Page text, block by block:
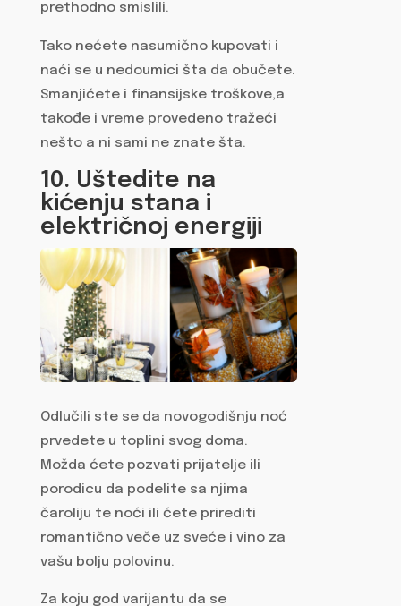
prethodno smislili.
Tako nećete nasumično kupovati i
naći se u nedoumici šta da obučete.
Smanjićete i finansijske troškove,a
takođe i vreme provedeno tražeći
nešto a ni sami ne znate šta.
10. Uštedite na
kićenju stana i
električnoj energiji
Odlučili ste se da novogodišnju noć
prvedete u toplini svog doma.
Možda ćete pozvati prijatelje ili
porodicu da podelite sa njima
čaroliju te noći ili ćete prirediti
romantično veče uz sveće i vino za
vašu bolju polovinu.
Za koju god varijantu da se